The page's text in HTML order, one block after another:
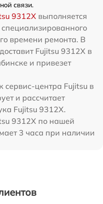
связи.
9312X выполняется
времени ремонта. В
Fujitsu 9312X в
и привезет
сервис-центра Fujitsu в
и рассчитает
Fujitsu 9312X.
9312X по нашей
3 часа при наличии